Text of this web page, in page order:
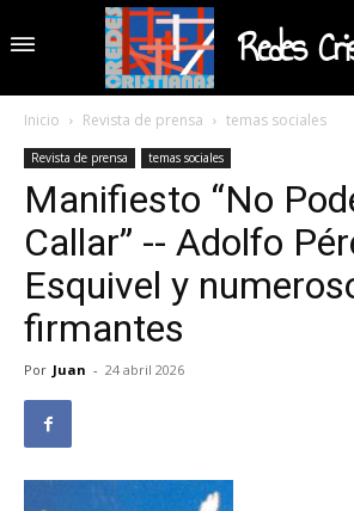
Redes
Inicio Revista de prensa temas sociales
Revista de prensa temas sociales
Manifiesto “No
Callar” -- Adolfo
Esquivel y
firmantes
Por Juan - 24 abril 2026